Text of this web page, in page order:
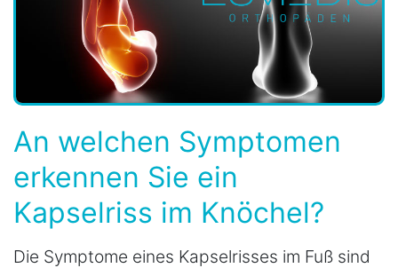
An welchen Symptomen
erkennen Sie ein
Kapselriss im Knöchel?
Die Symptome eines Kapselrisses im Fuß sind